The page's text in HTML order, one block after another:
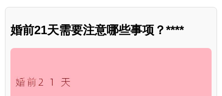
婚前21天需要注意哪些事项？****